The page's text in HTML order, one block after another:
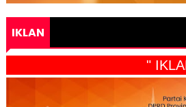
IKLAN
" IKLAN "